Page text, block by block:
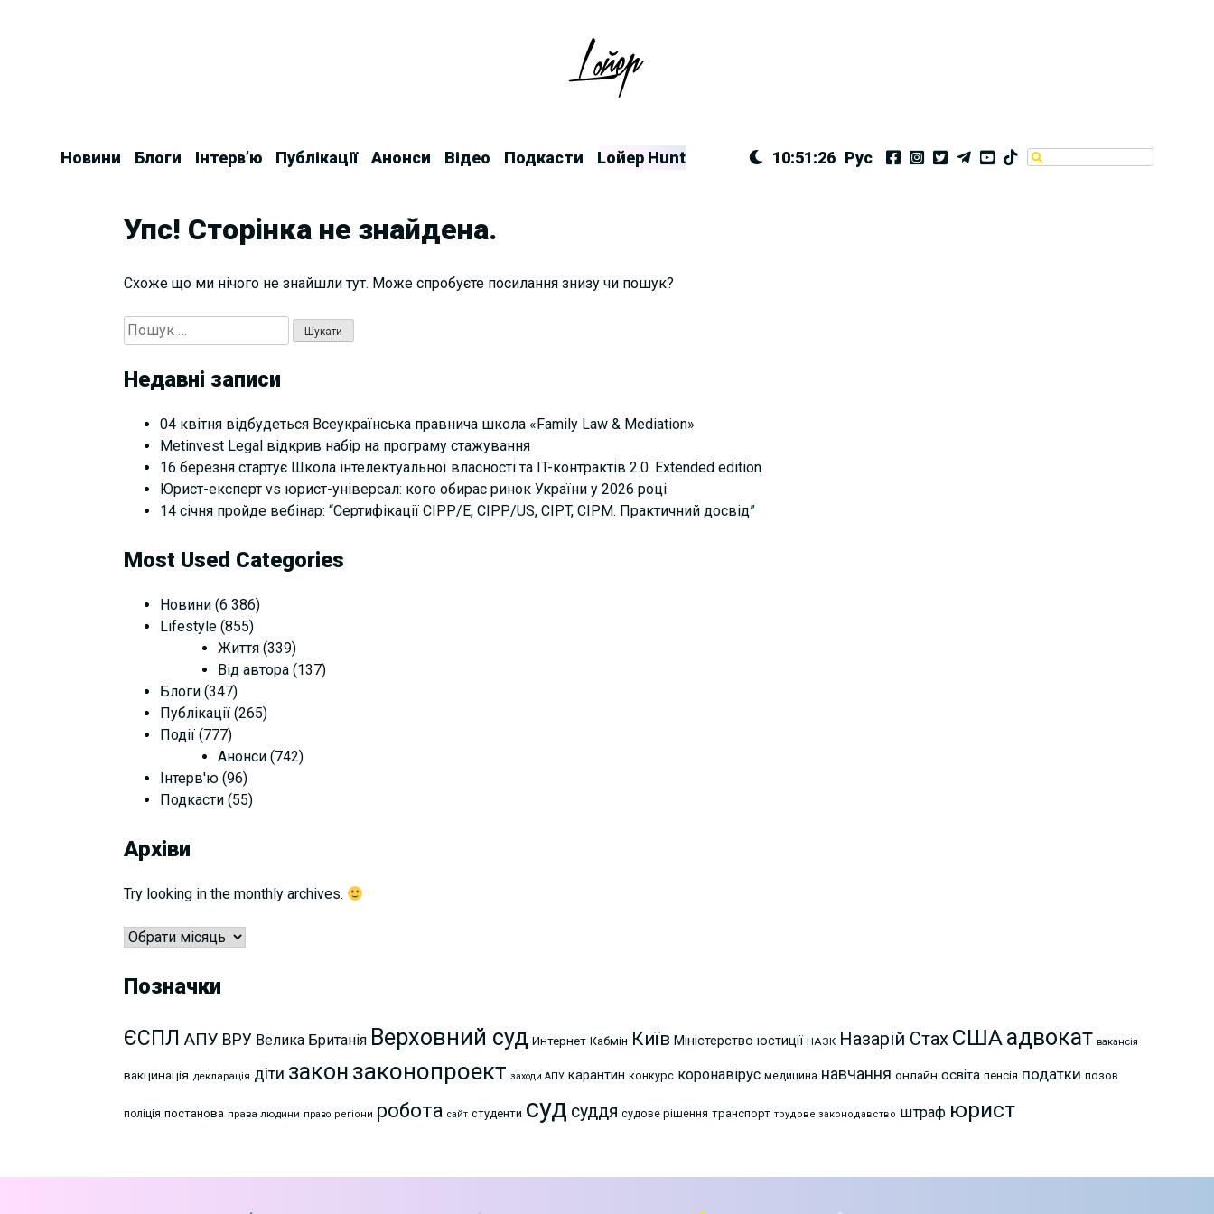
Новини Блоги Інтерв’ю Публікації Анонси Відео Подкасти Lойер Hunt 10:51:26 Рус
Упс! Сторінка не знайдена.
Схоже що ми нічого не знайшли тут. Може спробуєте посилання знизу чи пошук?
Пошук:
Недавні записи
04 квітня відбудеться Всеукраїнська правнича школа «Family Law & Mediation»
Metinvest Legal відкрив набір на програму стажування
16 березня стартує Школа інтелектуальної власності та IT-контрактів 2.0. Extended edition
Юрист-експерт vs юрист-універсал: кого обирає ринок України у 2026 році
14 січня пройде вебінар: “Сертифікації СІРР/Е, CIPP/US, CIPT, CIPM. Практичний досвід”
Most Used Categories
Новини (6 386)
Lifestyle (855)
Життя (339)
Від автора (137)
Блоги (347)
Публікації (265)
Події (777)
Анонси (742)
Інтерв'ю (96)
Подкасти (55)
Архіви
Try looking in the monthly archives.
Архіви
Позначки
ЄСПЛ АПУ ВРУ Велика Британія Верховний суд Интернет Кабмін Київ Міністерство юстиції НАЗК Назарій Стах СШАадвокат вакансія
вакцинація декларація діти закон законопроект заходи АПУ карантин конкурс коронавірус медицина навчання онлайн освіта пенсія податки позов
поліція постанова права людини право регіони робота сайт студенти суд суддя судове рішення транспорт трудове законодавство штраф юрист